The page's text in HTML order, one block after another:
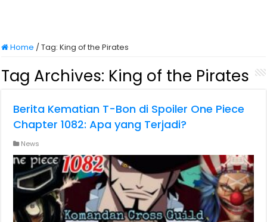
Home /Tag:King of the Pirates
Tag Archives: King of the Pirates
Berita Kematian T-Bon di Spoiler One Piece
Chapter 1082: Apa yang Terjadi?
News